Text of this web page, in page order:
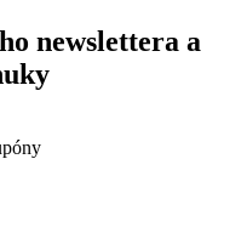
newslettera a